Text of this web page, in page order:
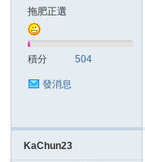
拖肥正選
積分 504
發消息
KaChun23